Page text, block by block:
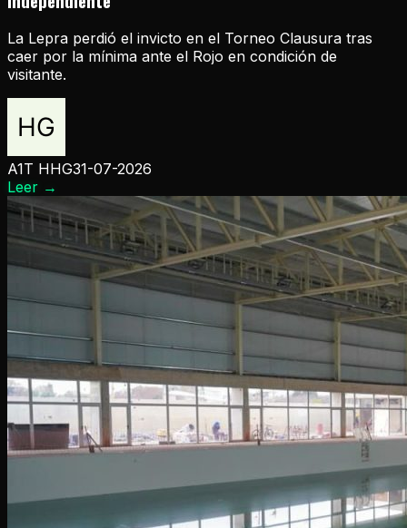
La Lepra perdió el invicto en el Torneo Clausura tras
caer por la mínima ante el Rojo en condición de
visitante.
A1T HHG31-07-2026
Leer →